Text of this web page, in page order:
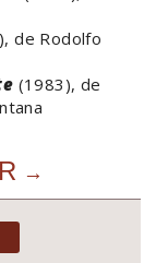
de Rodolfo
(1983), de